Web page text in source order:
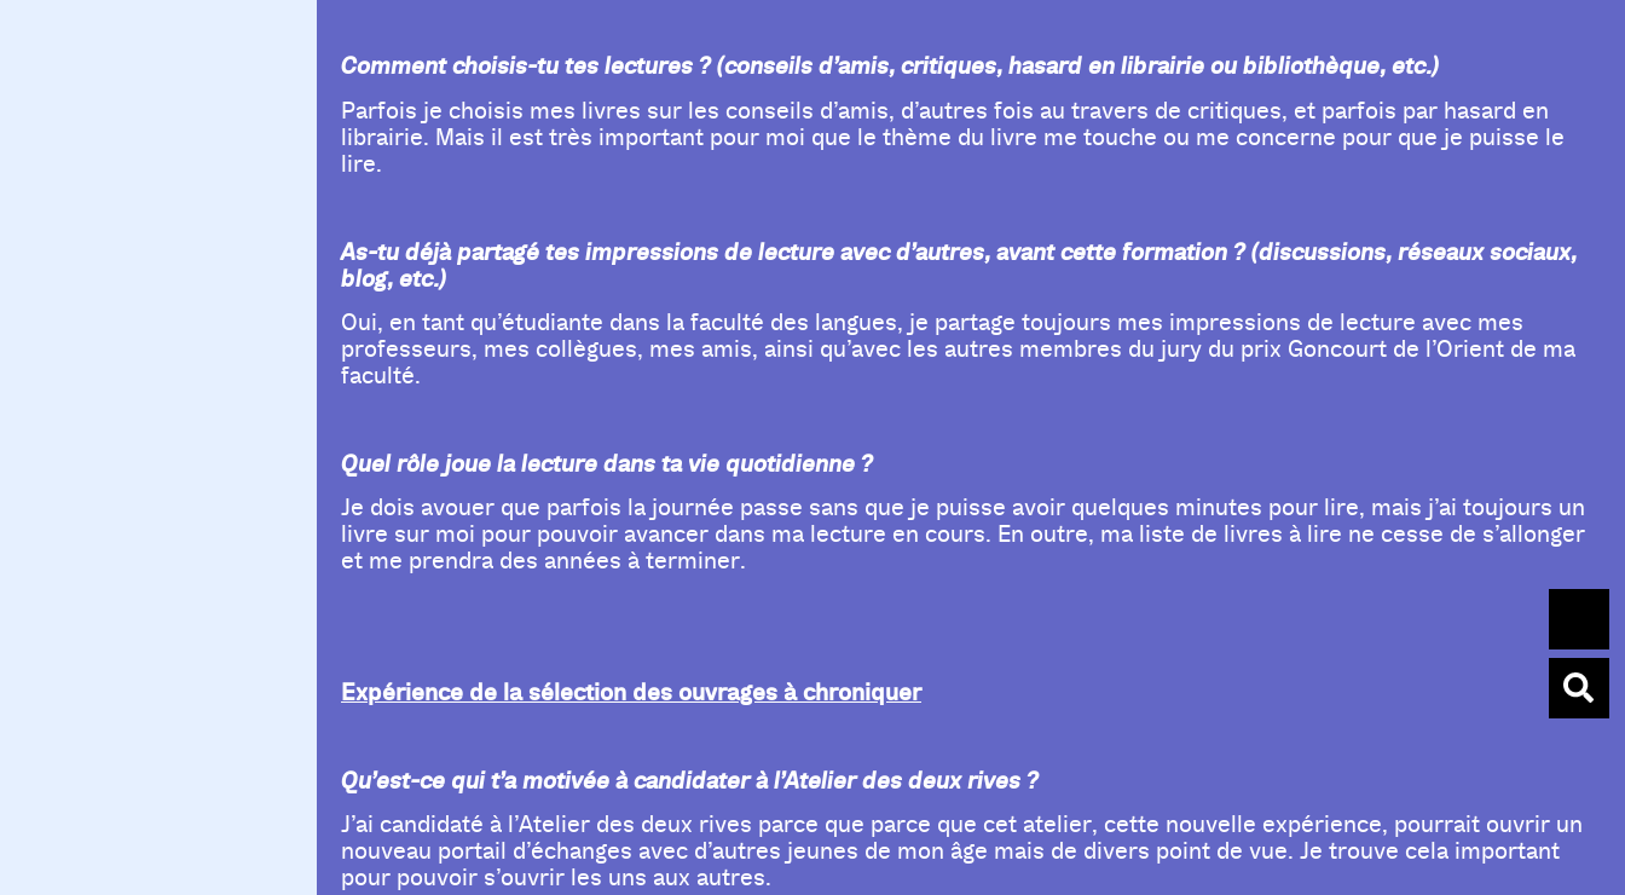
Comment choisis-tu tes lectures ? (conseils d’amis, critiques, hasard en librairie ou bibliothèque, etc.)
Parfois je choisis mes livres sur les conseils d’amis, d’autres fois au travers de critiques, et parfois par hasard en
librairie. Mais il est très important pour moi que le thème du livre me touche ou me concerne pour que je puisse le
lire.
As-tu déjà partagé tes impressions de lecture avec d’autres, avant cette formation ? (discussions, réseaux sociaux,
blog, etc.)
Oui, en tant qu’étudiante dans la faculté des langues, je partage toujours mes impressions de lecture avec mes
professeurs, mes collègues, mes amis, ainsi qu’avec les autres membres du jury du prix Goncourt de l’Orient de ma
faculté.
Quel rôle joue la lecture dans ta vie quotidienne ?
Je dois avouer que parfois la journée passe sans que je puisse avoir quelques minutes pour lire, mais j’ai toujours un
livre sur moi pour pouvoir avancer dans ma lecture en cours. En outre, ma liste de livres à lire ne cesse de s’allonger
et me prendra des années à terminer.
Expérience de la sélection des ouvrages à chroniquer
Qu’est-ce qui t’a motivée à candidater à l’Atelier des deux rives ?
J’ai candidaté à l’Atelier des deux rives parce que parce que cet atelier, cette nouvelle expérience, pourrait ouvrir un
nouveau portail d’échanges avec d’autres jeunes de mon âge mais de divers point de vue. Je trouve cela important
pour pouvoir s’ouvrir les uns aux autres.